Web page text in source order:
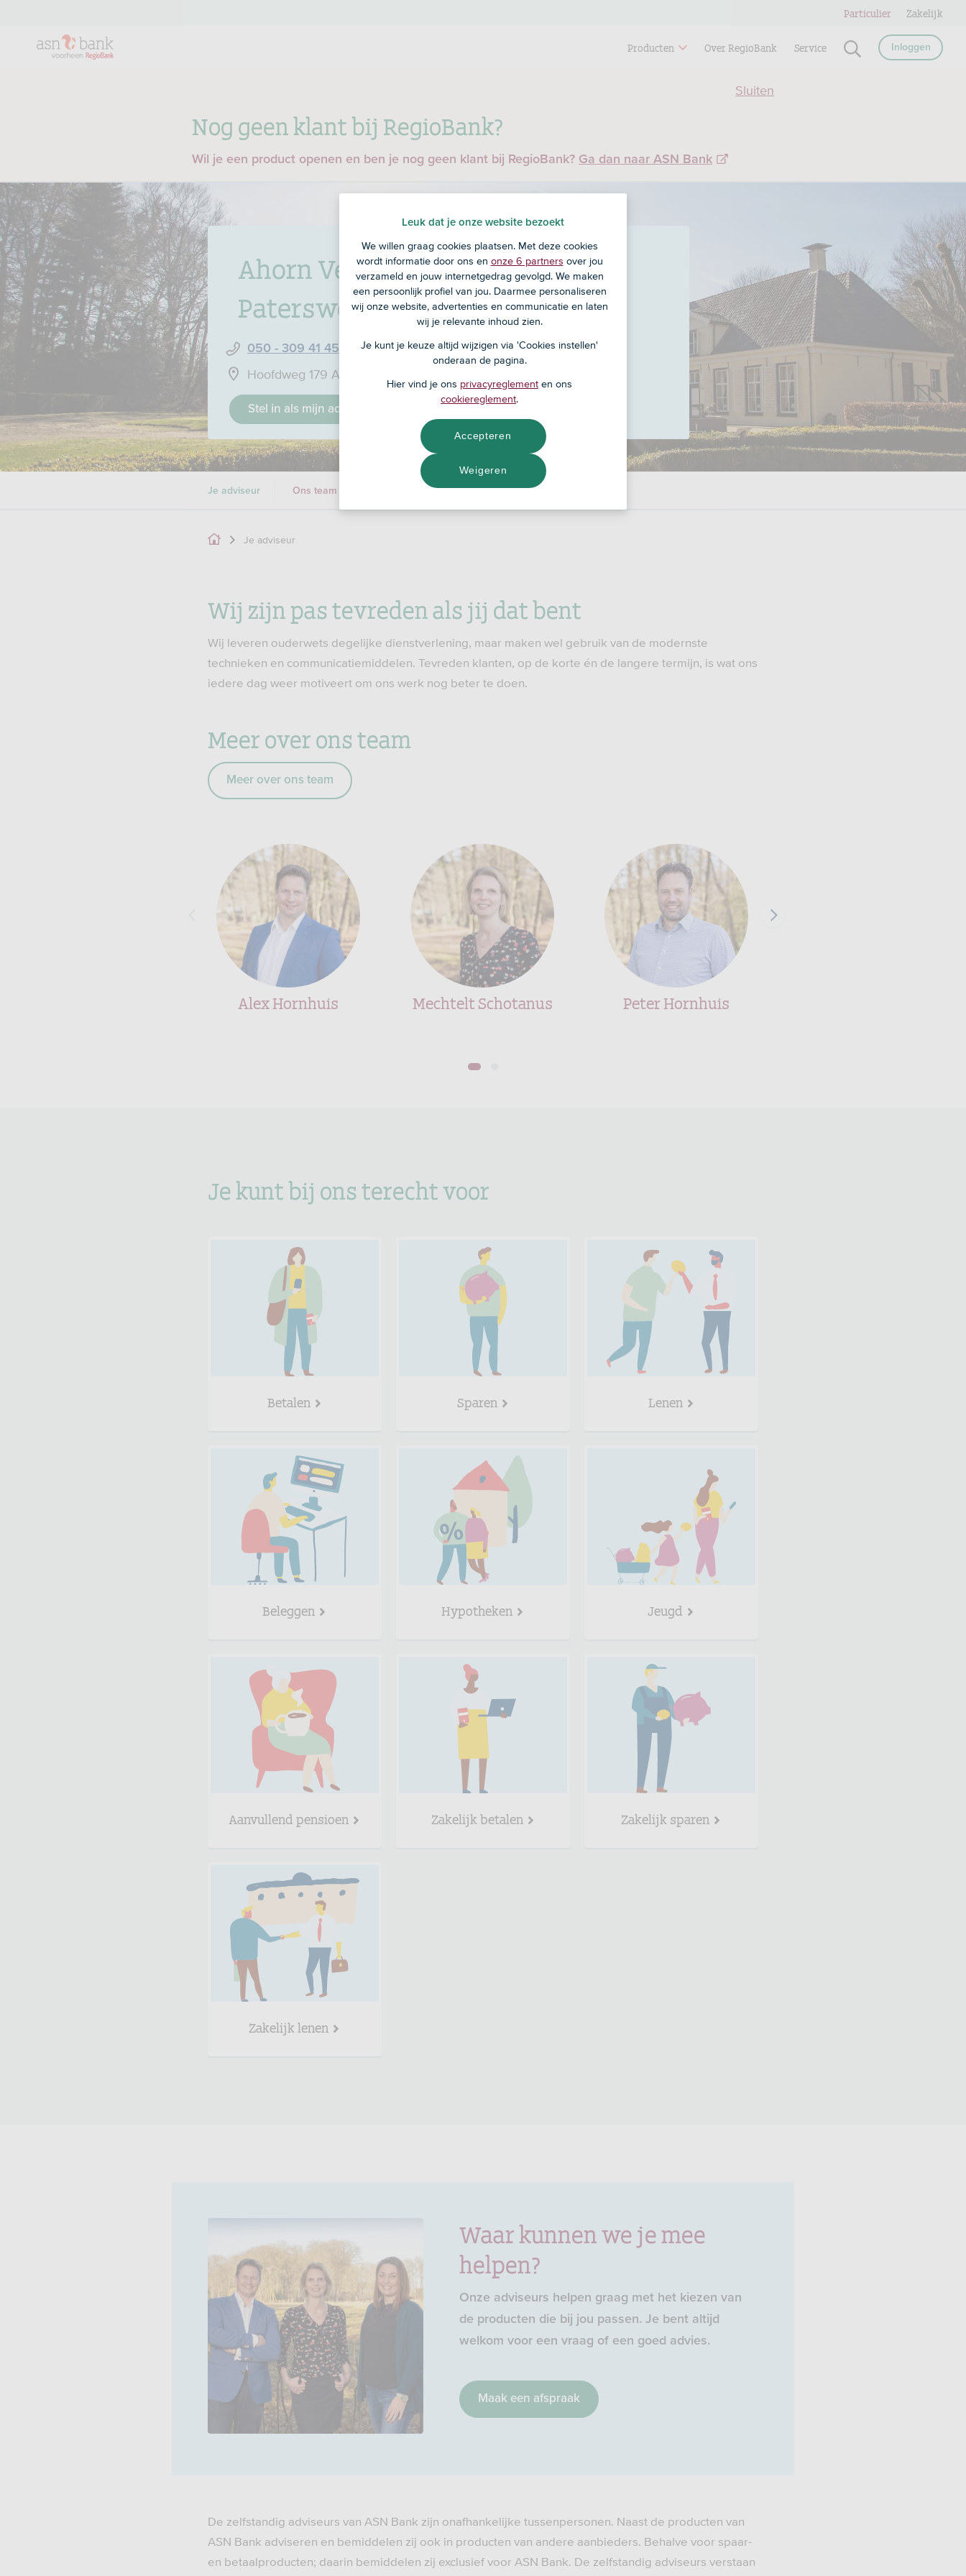
Nog geen klant bij RegioBank?
Wil je een product openen en ben je nog geen klant bij RegioBank? Ga dan naar ASN Bank
Sluiten
Producten Over RegioBank Service Inloggen
Particulier Zakelijk
Ahorn Verzekeringenin
Paterswolde
050 - 309 41 45
Hoofdweg 179 A, 9765 CC
Stel in als mijn adviseur
Je adviseur Ons team
Je adviseur
Wij zijn pas tevreden als jij dat bent
Wij leveren ouderwets degelijke dienstverlening, maar maken wel gebruik van de modernste
technieken en communicatiemiddelen. Tevreden klanten, op de korte én de langere termijn, is wat ons
iedere dag weer motiveert om ons werk nog beter te doen.
Meer over ons team
Meer over ons team
Alex Hornhuis Mechtelt Schotanus Peter Hornhuis
1
Je kunt bij ons terecht voor
Betalen Sparen Lenen
Beleggen Hypotheken Jeugd
Aanvullend pensioen Zakelijk betalen Zakelijk sparen
Zakelijk lenen
Waar kunnen we je mee
helpen?
Onze adviseurs helpen graag met het kiezen van
de producten die bij jou passen. Je bent altijd
welkom voor een vraag of een goed advies.
Maak een afspraak
De zelfstandig adviseurs van ASN Bank zijn onafhankelijke tussenpersonen. Naast de producten van
ASN Bank adviseren en bemiddelen zij ook in producten van andere aanbieders. Behalve voor spaar-
en betaalproducten; daarin bemiddelen zij exclusief voor ASN Bank. De zelfstandig adviseurs verstaan
Leuk dat je onze website bezoekt
We willen graag cookies plaatsen. Met deze cookies
wordt informatie door ons en onze 6 partners over jou
verzameld en jouw internetgedrag gevolgd. We maken
een persoonlijk profiel van jou. Daarmee personaliseren
wij onze website, advertenties en communicatie en laten
wij je relevante inhoud zien.
Je kunt je keuze altijd wijzigen via 'Cookies instellen'
onderaan de pagina.
Hier vind je ons privacyreglement en ons
cookiereglement.
Weigeren
Accepteren